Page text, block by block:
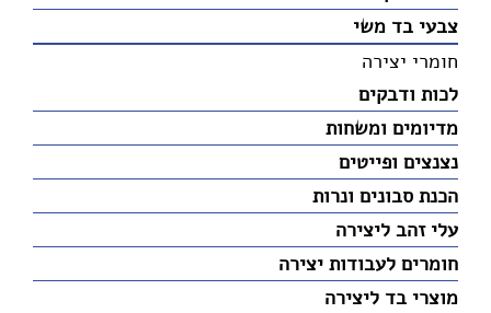
צבעי בד משי
חומרי יצירה
לכות ודבקים
מדיומים ומשחות
נצנצים ופייטים
הכנת סבונים ונרות
עלי זהב ליצירה
חומרים לעבודות יצירה
מוצרי בד ליצירה